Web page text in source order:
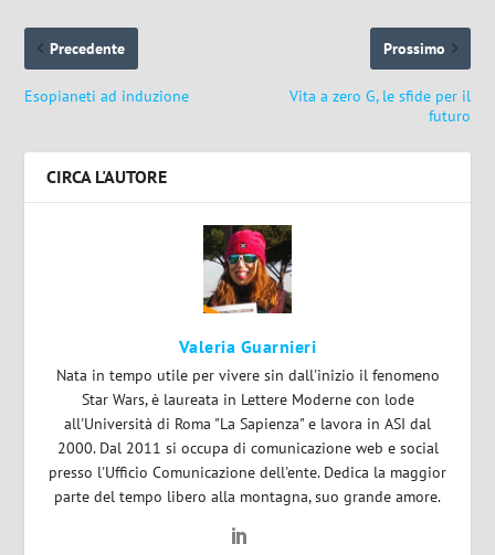
Precedente
Esopianeti ad induzione
Prossimo
Vita a zero G, le sfide per il
futuro
CIRCA L'AUTORE
Valeria Guarnieri
Nata in tempo utile per vivere sin dall'inizio il fenomeno
Star Wars, è laureata in Lettere Moderne con lode
all'Università di Roma "La Sapienza" e lavora in ASI dal
2000. Dal 2011 si occupa di comunicazione web e social
presso l'Ufficio Comunicazione dell'ente. Dedica la maggior
parte del tempo libero alla montagna, suo grande amore.